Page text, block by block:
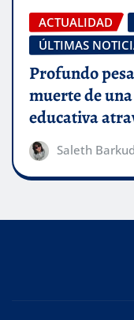
ACTUALIDAD
ÚLTIMAS
Profundo
muerte de
educativa
Saleth